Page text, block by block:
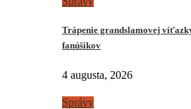
Trápenie grandslamovej
fanúšikov
4 augusta, 2026
Správy